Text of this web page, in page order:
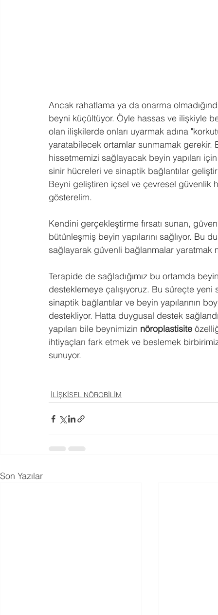
Ancak rahatlama ya da onarma
beyni küçültüyor. Öyle hassas ve ilişkiyle
olan ilişkilerde onları uyarmak adına
yaratabilecek ortamlar sunmamak gerekir.
hissetmemizi sağlayacak beyin yapıları
sinir hücreleri ve sinaptik bağlantılar
Beyni geliştiren içsel ve çevresel güvenlik
gösterelim.⁣
⁣Kendini gerçekleştirme fırsatı sunan,
bütünleşmiş beyin yapılarını sağlıyor.
sağlayarak güvenli bağlanmalar yaratmak
Terapide de sağladığımız bu ortamda
desteklemeye çalışıyoruz. Bu süreçte
sinaptik bağlantılar ve beyin yapılarının
destekliyor. Hatta duygusal destek
yapıları bile beynimizin nöroplastisite
ihtiyaçları fark etmek ve beslemek
sunuyor. ⁣
İLİŞKİSEL NÖROBİLİM
Son Yazılar